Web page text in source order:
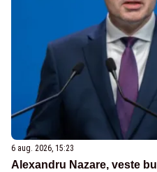
6 aug. 2026, 15:23
Alexandru Nazare, veste